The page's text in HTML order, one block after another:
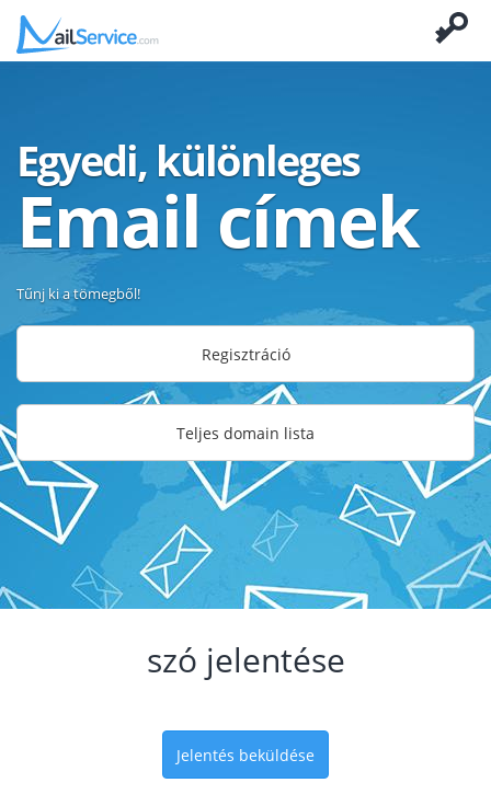
Egyedi, különleges
Email címek
Tűnj ki a tömegből!
Regisztráció
Teljes domain lista
szó jelentése
Jelentés beküldése